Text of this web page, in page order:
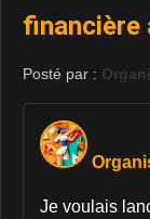
financière
Posté par :
Je voulais